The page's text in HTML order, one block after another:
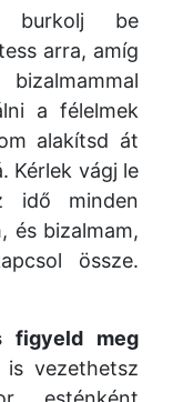
burkolj be
arra, amíg
a félelmek
alakítsd át
Kérlek vágj le
idő minden
és bizalmam,
össze.
figyeld meg
is vezethetsz